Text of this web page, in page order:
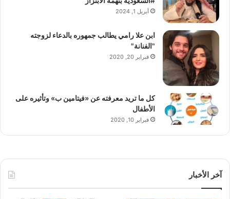
أبريل 1, 2024
ابن علا رامي يطالب جمهوره بالدعاء لزوجته
"الفنانة"
فبراير 20, 2020
كل ما تريد معرفته عن «فيتامين ب» وتأثيره على
الأطفال
فبراير 10, 2020
آخر الأخبار